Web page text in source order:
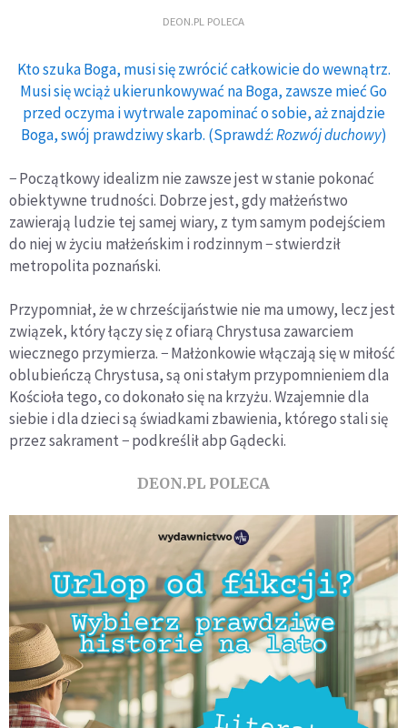
DEON.PL POLECA
Kto szuka Boga, musi się zwrócić całkowicie do wewnątrz.
Musi się wciąż ukierunkowywać na Boga, zawsze mieć Go
przed oczyma i wytrwale zapominać o sobie, aż znajdzie
Boga, swój prawdziwy skarb. (Sprawdź:Rozwój duchowy)
− Początkowy idealizm nie zawsze jest w stanie pokonać
obiektywne trudności. Dobrze jest, gdy małżeństwo
zawierają ludzie tej samej wiary, z tym samym podejściem
do niej w życiu małżeńskim i rodzinnym − stwierdził
metropolita poznański.
Przypomniał, że w chrześcijaństwie nie ma umowy, lecz jest
związek, który łączy się z ofiarą Chrystusa zawarciem
wiecznego przymierza. − Małżonkowie włączają się w miłość
oblubieńczą Chrystusa, są oni stałym przypomnieniem dla
Kościoła tego, co dokonało się na krzyżu. Wzajemnie dla
siebie i dla dzieci są świadkami zbawienia, którego stali się
przez sakrament − podkreślił abp Gądecki.
DEON.PL POLECA